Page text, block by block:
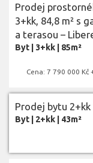
Prodej
3+kk, 84,8 m² s
a terasou –
Byt 3+kk 85m²
Cena: 7 790 000
Prodej bytu
Byt 2+kk 43m²